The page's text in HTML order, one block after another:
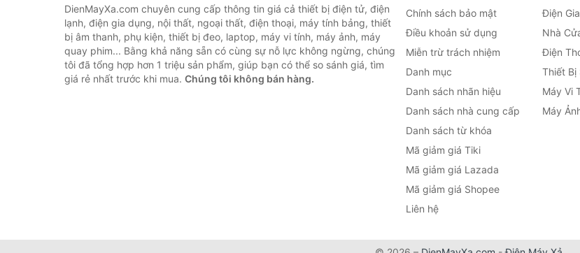
DienMayXa.com chuyên cung cấp thông tin giá cả thiết bị điện tử, điện
lạnh, điện gia dụng, nội thất, ngoại thất, điện thoại, máy tính bảng, thiết
bị âm thanh, phụ kiện, thiết bị đeo, laptop, máy vi tính, máy ảnh, máy
quay phim... Bằng khả năng sẵn có cùng sự nỗ lực không ngừng, chúng
tôi đã tổng hợp hơn 1 triệu sản phẩm, giúp bạn có thể so sánh giá, tìm
giá rẻ nhất trước khi mua. Chúng tôi không bán hàng.
Chính sách bảo mật
Điều khoản sử dụng
Miễn trừ trách nhiệm
Danh mục
Danh sách nhãn hiệu
Danh sách nhà cung cấp
Danh sách từ khóa
Mã giảm giá Tiki
Mã giảm giá Lazada
Mã giảm giá Shopee
Liên hệ
Điện
Nhà
Điện
Thiết Bị
Máy Vi
Máy